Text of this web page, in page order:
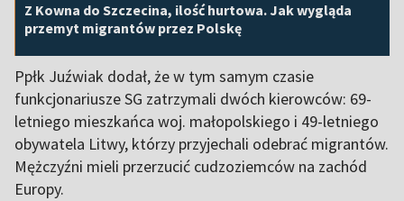
Z Kowna do Szczecina, ilość hurtowa. Jak wygląda
przemyt migrantów przez Polskę
Ppłk Juźwiak dodał, że w tym samym czasie
funkcjonariusze SG zatrzymali dwóch kierowców: 69-
letniego mieszkańca woj. małopolskiego i 49-letniego
obywatela Litwy, którzy przyjechali odebrać migrantów.
Mężczyźni mieli przerzucić cudzoziemców na zachód
Europy.